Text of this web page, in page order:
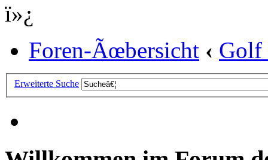
ï»¿
Foren-Ãœbersicht ‹ Golf
Erweiterte Suche